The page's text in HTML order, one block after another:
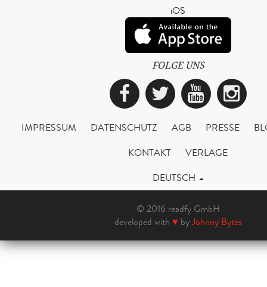
iOS
FOLGE UNS
Facebook
Twitter
IMPRESSUM DATENSCHUTZ AGB PRESSE
KONTAKT
VERLAGE
DEUTSCH
© 2016 readfy GmbH
developed with ♥ byJohnny Bytes